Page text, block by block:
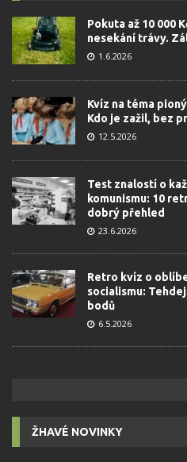
Pokuta až 10 000
nesekání trávy.
1.6.2026
Kvíz na téma
Kdo je zažil, bez
12.5.2026
Test znalostí o
komunismu: 10
dobrý přehled
23.6.2026
Retro kvíz o
socialismu:
bodů
6.5.2026
ŽHAVÉ NOVINKY